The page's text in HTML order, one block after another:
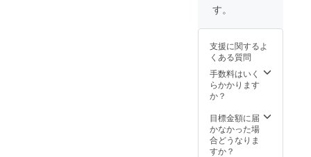
す。
支援に関するよ
くある質問
手数料はいく
らかかります
か？
目標金額に届
かなかった場
合どうなりま
すか？